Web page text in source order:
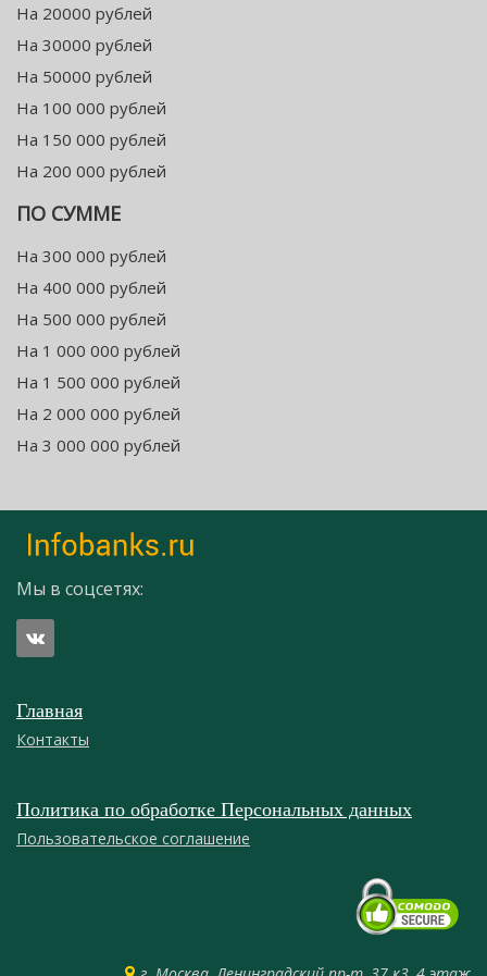
На 20000 рублей
На 30000 рублей
На 50000 рублей
На 100 000 рублей
На 150 000 рублей
На 200 000 рублей
ПО СУММЕ
На 300 000 рублей
На 400 000 рублей
На 500 000 рублей
На 1 000 000 рублей
На 1 500 000 рублей
На 2 000 000 рублей
На 3 000 000 рублей
Мы в соцсетях:
Главная
Контакты
Политика по обработке Персональных данных
Пользовательское соглашение